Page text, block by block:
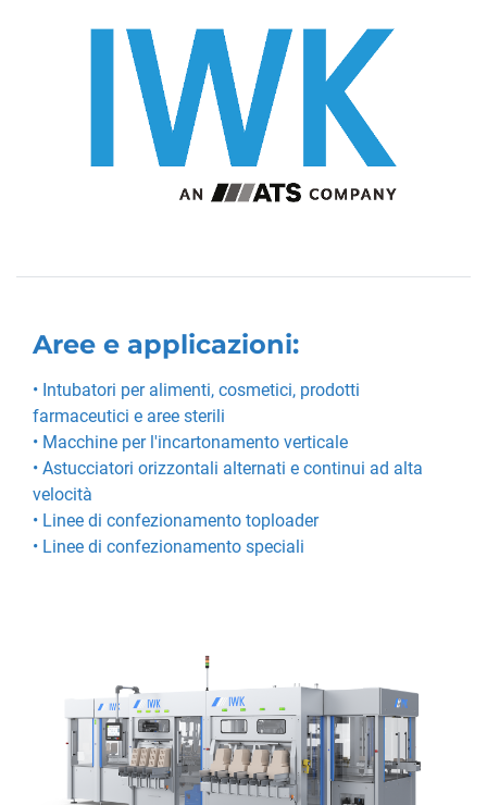
Aree e applicazioni:
• Intubatori per alimenti, cosmetici, prodotti
farmaceutici e aree sterili
• Macchine per l'incartonamento verticale
• Astucciatori orizzontali alternati e continui ad alta
velocità
• Linee di confezionamento toploader
• Linee di confezionamento speciali